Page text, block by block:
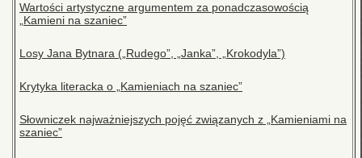
Wartości artystyczne argumentem za ponadczasowością
„Kamieni na szaniec”
Losy Jana Bytnara („Rudego”, „Janka”, „Krokodyla”)
Krytyka literacka o „Kamieniach na szaniec”
Słowniczek najważniejszych pojęć związanych z „Kamieniami na
szaniec”